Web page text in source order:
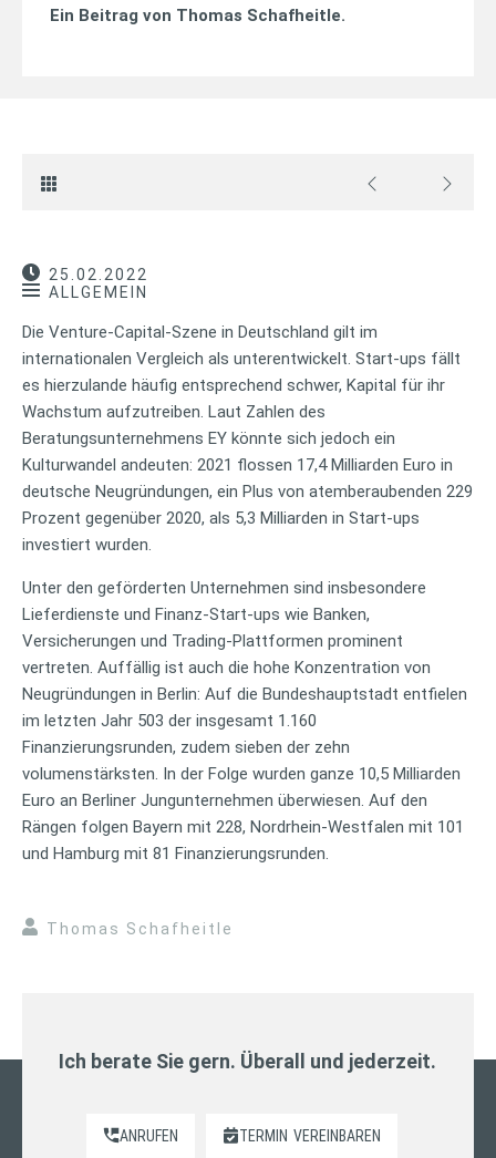
Ein Beitrag von Thomas Schafheitle.
25.02.2022
ALLGEMEIN
Die Venture-Capital-Szene in Deutschland gilt im
internationalen Vergleich als unterentwickelt. Start-ups fällt
es hierzulande häufig entsprechend schwer, Kapital für ihr
Wachstum aufzutreiben. Laut Zahlen des
Beratungsunternehmens EY könnte sich jedoch ein
Kulturwandel andeuten: 2021 flossen 17,4 Milliarden Euro in
deutsche Neugründungen, ein Plus von atemberaubenden 229
Prozent gegenüber 2020, als 5,3 Milliarden in Start-ups
investiert wurden.
Unter den geförderten Unternehmen sind insbesondere
Lieferdienste und Finanz-Start-ups wie Banken,
Versicherungen und Trading-Plattformen prominent
vertreten. Auffällig ist auch die hohe Konzentration von
Neugründungen in Berlin: Auf die Bundeshauptstadt entfielen
im letzten Jahr 503 der insgesamt 1.160
Finanzierungsrunden, zudem sieben der zehn
volumenstärksten. In der Folge wurden ganze 10,5 Milliarden
Euro an Berliner Jungunternehmen überwiesen. Auf den
Rängen folgen Bayern mit 228, Nordrhein-Westfalen mit 101
und Hamburg mit 81 Finanzierungsrunden.
Thomas Schafheitle
Ich berate Sie gern. Überall und jederzeit.
ANRUFEN TERMIN VEREINBAREN